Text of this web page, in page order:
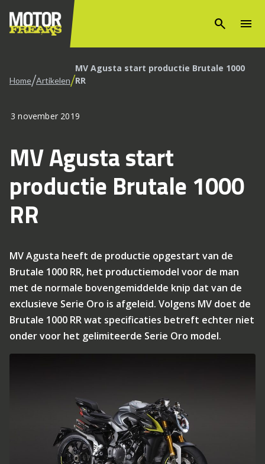
search menu
Home/Artikelen/MV Agusta start productie Brutale 1000
RR
3 november 2019
MV Agusta start
productie Brutale 1000
RR
MV Agusta heeft de productie opgestart van de
Brutale 1000 RR, het productiemodel voor de man
met de normale bovengemiddelde knip dat van de
exclusieve Serie Oro is afgeleid. Volgens MV doet de
Brutale 1000 RR wat specificaties betreft echter niet
onder voor het gelimiteerde Serie Oro model.